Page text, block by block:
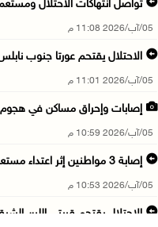
تواصل انتهاكات الاحتلال
05/آب/2026 11:08 م
الاحتلال يقتحم عورتا جنوب
05/آب/2026 11:01 م
إصابات وإحراق مساكن في
05/آب/2026 10:59 م
إصابة 3 مواطنين إثر اعتداء مستعمرين عليهم في ...
05/آب/2026 10:53 م
الاحتلال يقتحم قريتي اللبن